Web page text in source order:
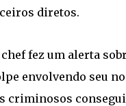
diretos.
fez um alerta
envolvendo seu
criminosos